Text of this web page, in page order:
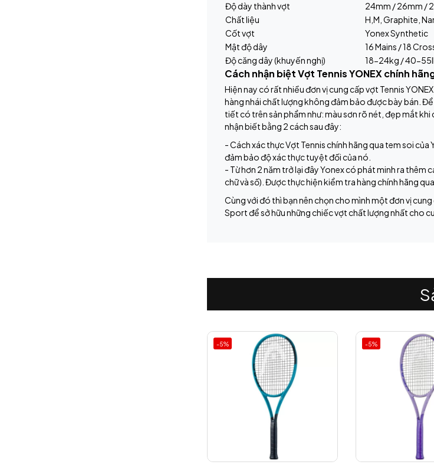
Độ dày thành vợt
24mm / 26mm /
Chất liệu
H,M, Graphite,
Cốt vợt
Yonex Synthetic
Mật độ dây
16 Mains / 18
Độ căng dây (khuyến nghị)
18-24kg / 40-
Cách nhận biệt Vợt Tennis YONEX chính
Hiện nay có rất nhiều đơn vị cung cấp vợt Tennis
hàng nhái chất lượng không đảm bảo được bày bán.
tiết có trên sản phẩm như: màu sơn rõ nét, đẹp mắt
nhận biết bằng 2 cách sau đây:
- Cách xác thực Vợt Tennis chính hãng qua tem soi
đảm bảo độ xác thực tuyệt đối của nó.
- Từ hơn 2 năm trở lại đây Yonex có phát minh ra thêm
chữ và số). Được thực hiện kiểm tra hàng chính hãng
Cùng với đó thì bạn nên chọn cho mình một đơn vị
Sport để sở hữu những chiếc vợt chất lượng nhất cho
-5% -18%